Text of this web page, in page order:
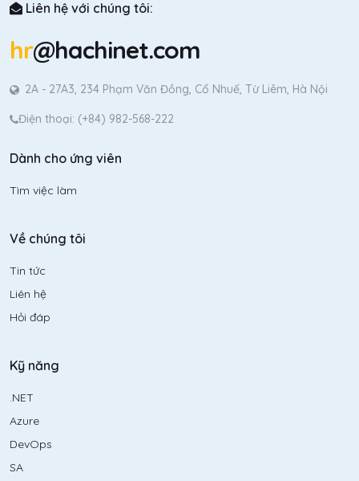
Liên hệ với chúng tôi:
hr@hachinet.com
2A - 27A3, 234 Phạm Văn Đồng, Cổ Nhuế, Từ Liêm, Hà Nội
Điện thoại: (+84) 982-568-222
Dành cho ứng viên
Tìm việc làm
Về chúng tôi
Tin tức
Liên hệ
Hỏi đáp
Kỹ năng
.NET
Azure
DevOps
SA